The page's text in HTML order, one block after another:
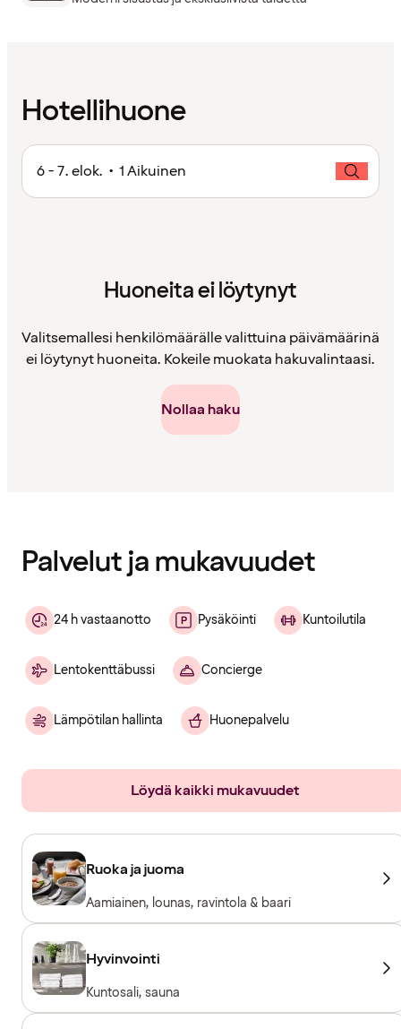
Hotellihuone
6 - 7. elok. • 1 Aikuinen
Huoneita ei löytynyt
Valitsemallesi henkilömäärälle valittuina päivämäärinä
ei löytynyt huoneita. Kokeile muokata hakuvalintaasi.
Nollaa haku
Palvelut ja mukavuudet
24 h vastaanotto Pysäköinti Kuntoilutila
Lentokenttäbussi Concierge
Lämpötilan hallinta Huonepalvelu
Löydä kaikki mukavuudet
Ruoka ja juoma
Aamiainen, lounas, ravintola & baari
Hyvinvointi
Kuntosali, sauna